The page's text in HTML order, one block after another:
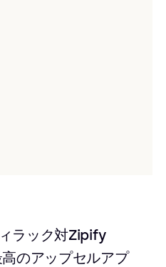
ラック対Zipify
のアップセルアプ